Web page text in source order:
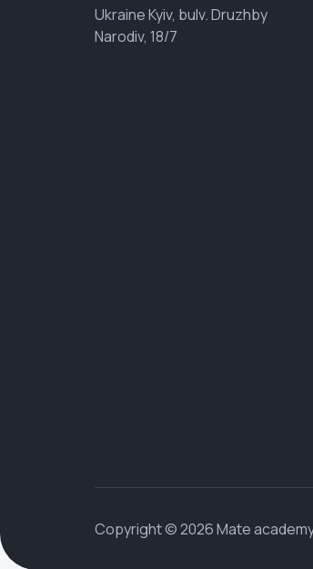
Ukraine Kyiv, bulv. Druzhby
Narodiv, 18/7
Copyright © 2026 Mate